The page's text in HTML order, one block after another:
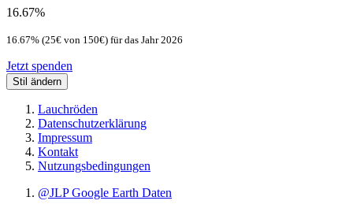
16.67%
16.67% (25€ von 150€) für das Jahr 2026
Jetzt spenden
Stil ändern
Lauchröden
Datenschutzerklärung
Impressum
Kontakt
Nutzungsbedingungen
@JLP Google Earth Daten